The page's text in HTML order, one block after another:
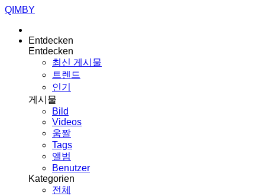
QIMBY
Entdecken
Entdecken
최신 게시물
트렌드
인기
게시물
Bild
Videos
움짤
Tags
앨범
Benutzer
Kategorien
전체